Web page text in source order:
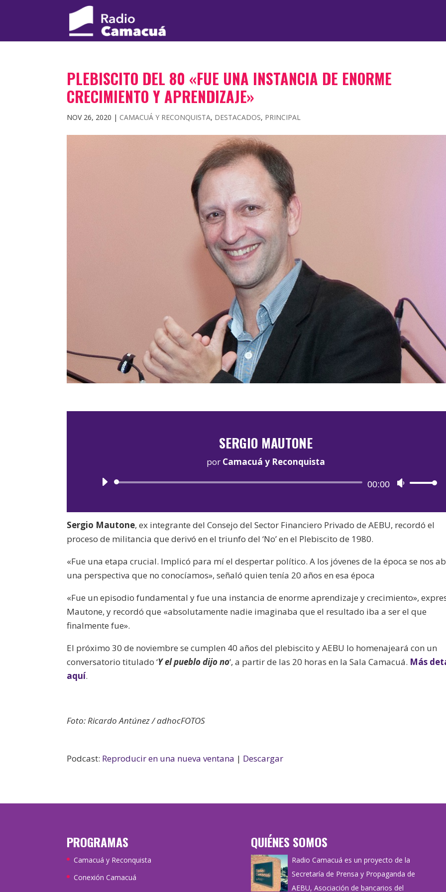
PLEBISCITO DEL 80 «FUE UNA INSTANCIA DE ENORME
CRECIMIENTO Y APRENDIZAJE»
NOV 26, 2020 | CAMACUÁ Y RECONQUISTA, DESTACADOS, PRINCIPAL
SERGIO MAUTONE
por Camacuá y Reconquista
Reproductor
audio
00:00
Utiliza
teclas
de
para
o
disminuir
Sergio Mautone, ex integrante del Consejo del Sector Financiero Privado de AEBU, recordó el
proceso de militancia que derivó en el triunfo del ‘No’ en el Plebiscito de 1980.
«Fue una etapa crucial. Implicó para mí el despertar político. A los jóvenes de la época se nos
una perspectiva que no conocíamos», señaló quien tenía 20 años en esa época
«Fue un episodio fundamental y fue una instancia de enorme aprendizaje y crecimiento»,
Mautone, y recordó que «absolutamente nadie imaginaba que el resultado iba a ser el que
finalmente fue».
El próximo 30 de noviembre se cumplen 40 años del plebiscito y AEBU lo homenajeará con un
conversatorio titulado ‘Y el pueblo dijo no‘, a partir de las 20 horas en la Sala Camacuá. Más
aquí.
Foto: Ricardo Antúnez / adhocFOTOS
Podcast: Reproducir en una nueva ventana | Descargar
PROGRAMAS
Camacuá y Reconquista
Conexión Camacuá
QUIÉNES SOMOS
Radio Camacuá es un proyecto de la
Secretaría de Prensa y Propaganda de
AEBU, Asociación de bancarios del